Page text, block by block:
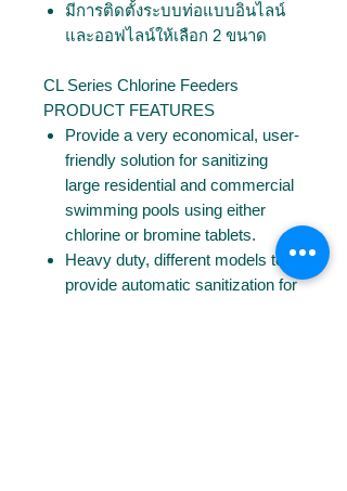
มีการติดตั้งระบบท่อแบบอินไลน์
และออฟไลน์ให้เลือก 2 ขนาด
CL Series Chlorine Feeders
PRODUCT FEATURES
Provide a very economical, user-
friendly solution for sanitizing
large residential and commercial
swimming pools using either
chlorine or bromine tablets.
Heavy duty, different models to
provide automatic sanitization for